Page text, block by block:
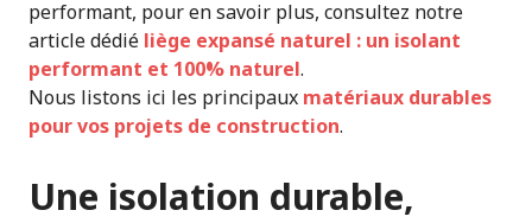
performant, pour en savoir plus, consultez notre
article dédié liège expansé naturel : un isolant
performant et 100% naturel.
Nous listons ici les principaux matériaux durables
pour vos projets de construction.
Une isolation durable,